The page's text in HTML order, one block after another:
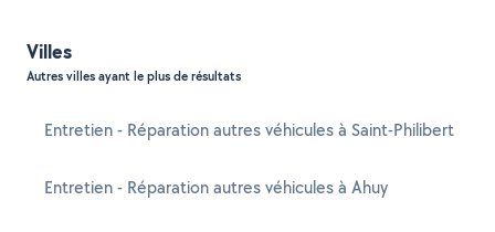
Villes
Autres villes ayant le plus de résultats
Entretien - Réparation autres véhicules à Saint-Philibert
Entretien - Réparation autres véhicules à Ahuy